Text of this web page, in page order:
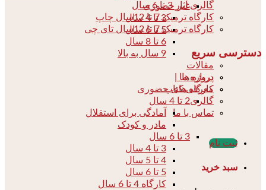
غیر حضوری
3 تا 4 سال
5 تا 6 سال
6 تا 8 سال
9 سال به بالا
مقالات
پروژه ها
معرفی کتاب
گالری
تماس با ما
ثبت نام
سبد خرید
گالری آثار 3 تا 6 سال
کارگاه ترمیک 7 تا 12سال چاپ
کارگاه ترمیک 7 تا 12سال تای چی
دسترسی سریع
درباره ما |
کارگاه های حضوری
2 تا 4 سال
آمادگی برای استقلال
مادر و کودک
3 تا 6 سال
3 تا 4 سال
4 تا 5 سال
5 تا 6 سال
کارگاه 4 تا 6 سال